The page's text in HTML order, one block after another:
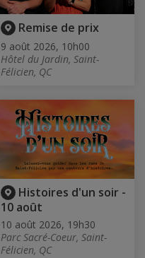
Remise de prix
9 août 2026, 10h00
Hôtel du Jardin, Saint-
Félicien, QC
Histoires d'un soir -
10 août
10 août 2026, 19h30
Parc Sacré-Coeur, Saint-
Félicien, QC